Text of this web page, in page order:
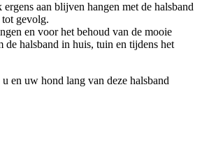
aan blijven hangen met de halsband
gevolg.
en voor het behoud van de mooie
de halsband in huis, tuin en tijdens het
en uw hond lang van deze halsband